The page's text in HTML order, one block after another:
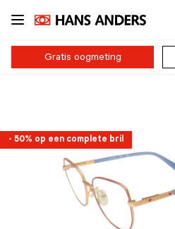
Ga
naar
inhoud
Gratis oogmeting
- 50% op een complete bril